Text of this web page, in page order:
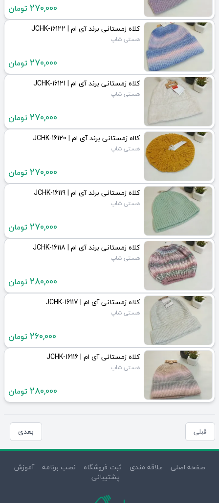
270,000تومان
کلاه زمستانی برند آی ام | JCHK-16122
هستی شاپ
270,000تومان
کلاه زمستانی برند آی ام | JCHK-16121
هستی شاپ
270,000تومان
کااه زمستانی برند آی ام | JCHK-16120
هستی شاپ
270,000تومان
کلاه زمستانی برند آی ام | JCHK-16119
هستی شاپ
270,000تومان
کلاه زمستانی برند آی ام | JCHK-16118
هستی شاپ
280,000تومان
کلاه زمستانی آی ام | JCHK-16117
هستی شاپ
260,000تومان
کلاه زمستانی آی ام | JCHK-16116
هستی شاپ
280,000تومان
قبلی بعدی
صفحه اصلی علاقه مندی ثبت فروشگاه نصب برنامه
آموزش
پشتیبانی